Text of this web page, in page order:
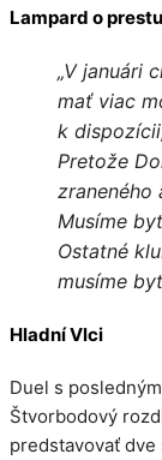
Lampard o
„V januári
mať viac
k
Pretože
zraneného
Musíme
Ostatné
musíme
Hladní Vlci
Duel s
Štvorbodový
predstavovať